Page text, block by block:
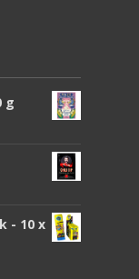
g
- 10 x